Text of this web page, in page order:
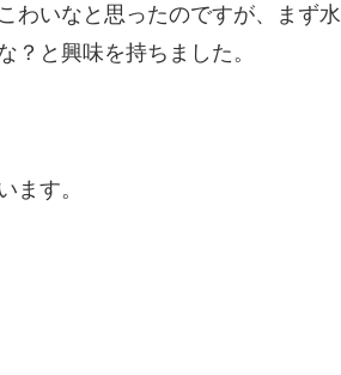
わいなと思ったのですが、まず水
と興味を持ちました。
ます。